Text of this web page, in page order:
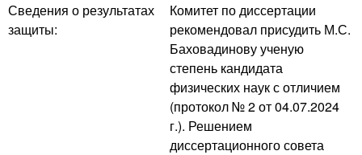
Сведения о результатах
защиты:
Комитет по диссертации
рекомендовал присудить М.С.
Баховадинову ученую
степень кандидата
физических наук с отличием
(протокол № 2 от 04.07.2024
г.). Решением
диссертационного совета